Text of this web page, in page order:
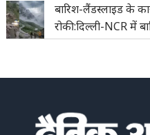
बारिश-लैंडस्लाइड के
रोकी:दिल्ली-NCR में